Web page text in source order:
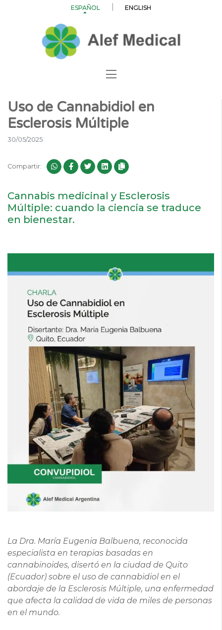
ESPAÑOL ENGLISH
Uso de Cannabidiol en
Esclerosis Múltiple
30/05/2025
Compartir:
Cannabis medicinal y Esclerosis
Múltiple: cuando la ciencia se traduce
en bienestar.
La Dra. María Eugenia Balbuena, reconocida
especialista en terapias basadas en
cannabinoides, disertó en la ciudad de Quito
(Ecuador) sobre el uso de cannabidiol en el
abordaje de la Esclerosis Múltiple, una enfermedad
que afecta la calidad de vida de miles de personas
en el mundo.